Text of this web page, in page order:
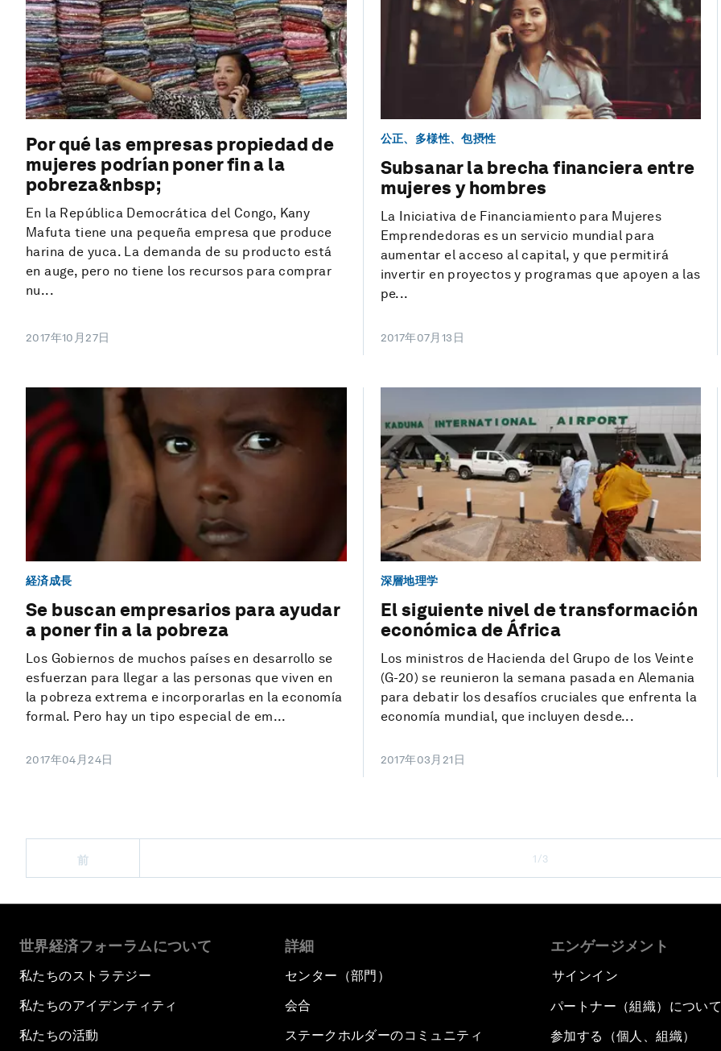
Por qué las empresas propiedad de
mujeres podrían poner fin a la
pobreza&nbsp;
En la República Democrática del Congo, Kany
Mafuta tiene una pequeña empresa que produce
harina de yuca. La demanda de su producto está
en auge, pero no tiene los recursos para comprar
nu...
2017年10月27日
公正、多様性、包摂性
Subsanar la brecha financiera entre
mujeres y hombres
La Iniciativa de Financiamiento para Mujeres
Emprendedoras es un servicio mundial para
aumentar el acceso al capital, y que permitirá
invertir en proyectos y programas que apoyen a las
pe...
2017年07月13日
経済成長
Se buscan empresarios para ayudar
a poner fin a la pobreza
Los Gobiernos de muchos países en desarrollo se
esfuerzan para llegar a las personas que viven en
la pobreza extrema e incorporarlas en la economía
formal. Pero hay un tipo especial de em...
2017年04月24日
深層地理学
El siguiente nivel de transformación
económica de África
Los ministros de Hacienda del Grupo de los Veinte
(G-20) se reunieron la semana pasada en Alemania
para debatir los desafíos cruciales que enfrenta la
economía mundial, que incluyen desde...
2017年03月21日
前 1/3
世界経済フォーラムについて
私たちのストラテジー
私たちのアイデンティティ
私たちの活動
詳細
センター（部門）
会合
ステークホルダーのコミュニティ
エンゲージメント
サインイン
パートナー（組織）について
参加する（個人、組織）